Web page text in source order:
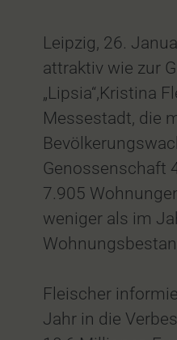
Leipzig, 26.
attraktiv wie zur
„Lipsia“,Kristina
Messestadt, die
Genossenschaft
7.905
weniger als im
Fleischer
Jahr in die